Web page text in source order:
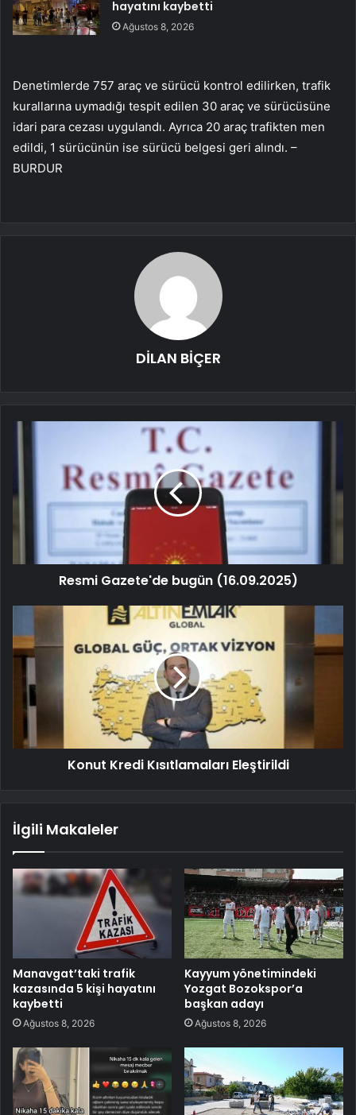
hayatını kaybetti
Ağustos 8, 2026
Denetimlerde 757 araç ve sürücü kontrol edilirken, trafik
kurallarına uymadığı tespit edilen 30 araç ve sürücüsüne
idari para cezası uygulandı. Ayrıca 20 araç trafikten men
edildi, 1 sürücünün ise sürücü belgesi geri alındı. –
BURDUR
DİLAN BİÇER
Resmi Gazete'de bugün (16.09.2025)
Konut Kredi Kısıtlamaları Eleştirildi
İlgili Makaleler
Manavgat’taki trafik
kazasında 5 kişi hayatını
kaybetti
Ağustos 8, 2026
Kayyum yönetimindeki
Yozgat Bozokspor’a
başkan adayı
Ağustos 8, 2026